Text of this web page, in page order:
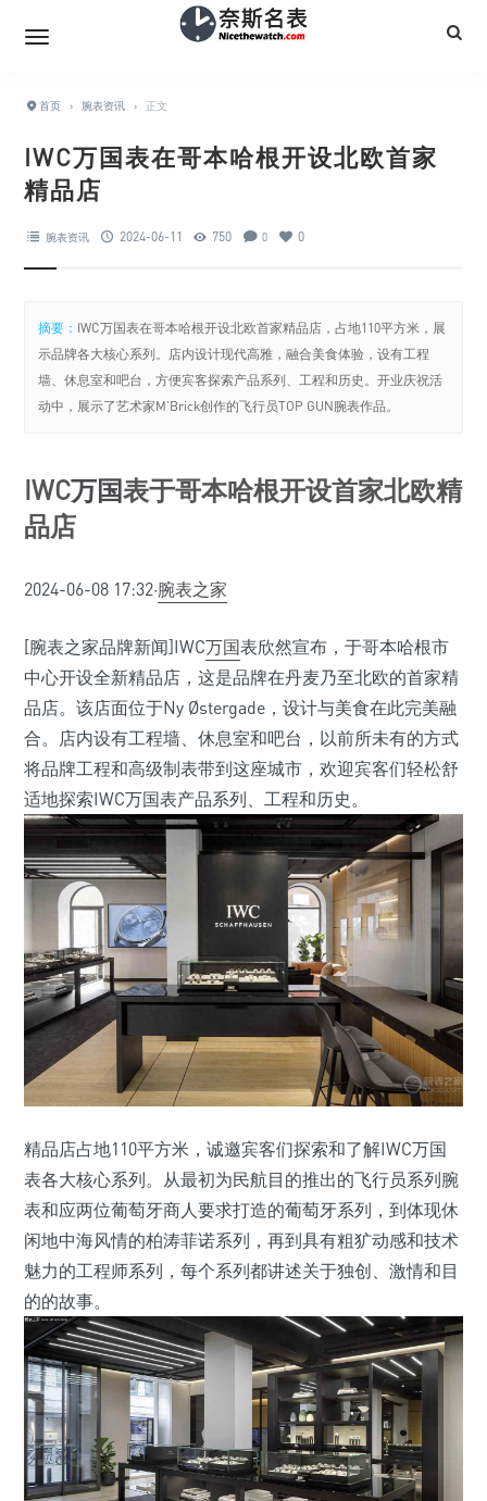
首页 › 腕表资讯 › 正文
IWC万国表在哥本哈根开设北欧首家
精品店
腕表资讯 2024-06-11 750 0 0
摘要： IWC万国表在哥本哈根开设北欧首家精品店，占地110平方米，展
示品牌各大核心系列。店内设计现代高雅，融合美食体验，设有工程
墙、休息室和吧台，方便宾客探索产品系列、工程和历史。开业庆祝活
动中，展示了艺术家M’Brick创作的飞行员TOP GUN腕表作品。
IWC万国表于哥本哈根开设首家北欧精
品店
2024-06-08 17:32·腕表之家
[腕表之家品牌新闻]IWC万国表欣然宣布，于哥本哈根市
中心开设全新精品店，这是品牌在丹麦乃至北欧的首家精
品店。该店面位于Ny Østergade，设计与美食在此完美融
合。店内设有工程墙、休息室和吧台，以前所未有的方式
将品牌工程和高级制表带到这座城市，欢迎宾客们轻松舒
适地探索IWC万国表产品系列、工程和历史。
精品店占地110平方米，诚邀宾客们探索和了解IWC万国
表各大核心系列。从最初为民航目的推出的飞行员系列腕
表和应两位葡萄牙商人要求打造的葡萄牙系列，到体现休
闲地中海风情的柏涛菲诺系列，再到具有粗犷动感和技术
魅力的工程师系列，每个系列都讲述关于独创、激情和目
的的故事。